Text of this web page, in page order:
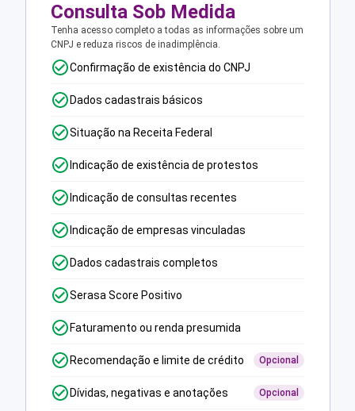
Consulta Sob Medida
Tenha acesso completo a todas as informações sobre um
CNPJ e reduza riscos de inadimplência.
Confirmação de existência do CNPJ
Dados cadastrais básicos
Situação na Receita Federal
Indicação de existência de protestos
Indicação de consultas recentes
Indicação de empresas vinculadas
Dados cadastrais completos
Serasa Score Positivo
Faturamento ou renda presumida
Recomendação e limite de crédito Opcional
Dívidas, negativas e anotações Opcional